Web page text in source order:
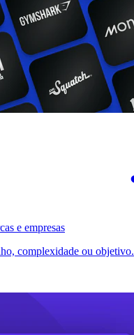
e empresas
complexidade ou objetivo.